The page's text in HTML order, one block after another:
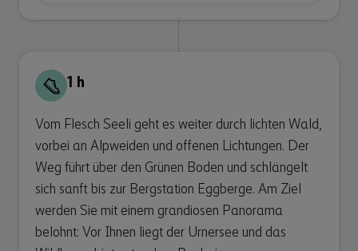
1 h
Vom Flesch Seeli geht es weiter durch lichten Wald,
vorbei an Alpweiden und offenen Lichtungen. Der
Weg führt über den Grünen Boden und schlängelt
sich sanft bis zur Bergstation Eggberge. Am Ziel
werden Sie mit einem grandiosen Panorama
belohnt: Vor Ihnen liegt der Urnersee und das